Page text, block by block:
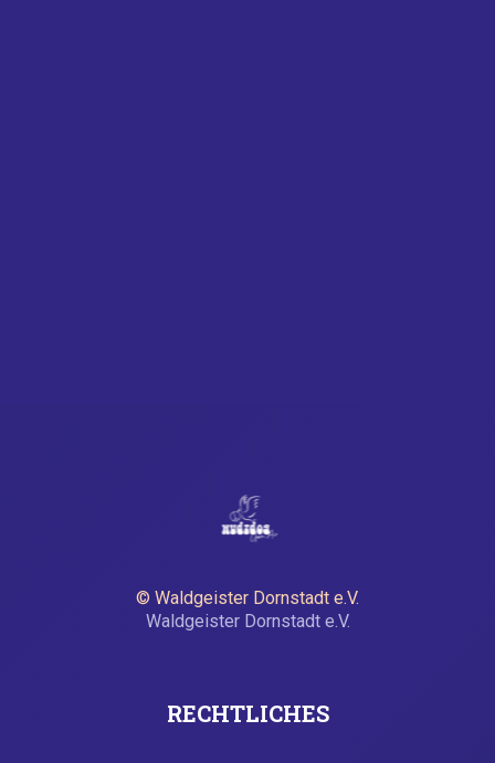
© Waldgeister Dornstadt e.V.
Waldgeister Dornstadt e.V.
RECHTLICHES